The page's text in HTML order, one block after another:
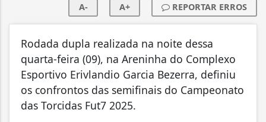
A- A+ REPORTAR ERROS
Rodada dupla realizada na noite dessa
quarta-feira (09), na Areninha do Complexo
Esportivo Erivlandio Garcia Bezerra, definiu
os confrontos das semifinais do Campeonato
das Torcidas Fut7 2025.